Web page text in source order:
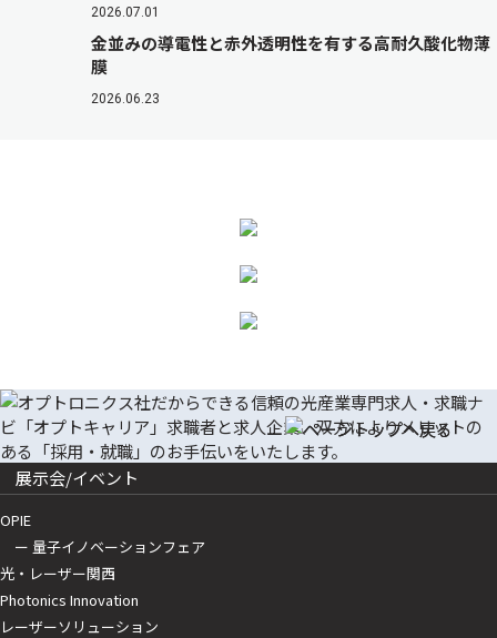
2026.07.01
金並みの導電性と赤外透明性を有する高耐久酸化物薄
膜
2026.06.23
展示会/イベント
OPIE
ー 量子イノベーションフェア
光・レーザー関西
Photonics Innovation
レーザーソリューション